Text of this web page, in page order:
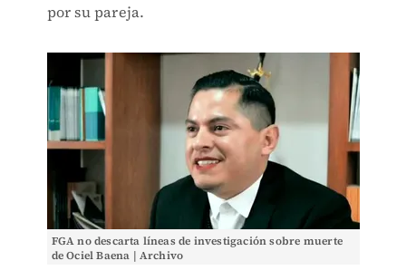
por su pareja.
FGA no descarta líneas de investigación sobre muerte
de Ociel Baena | Archivo